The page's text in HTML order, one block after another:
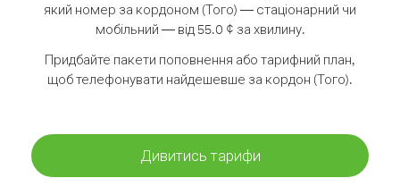
який номер за кордоном (Того) — стаціонарний чи
мобільний — від 55.0 ¢ за хвилину.
Придбайте пакети поповнення або тарифний план,
щоб телефонувати найдешевше за кордон (Того).
Дивитись тарифи